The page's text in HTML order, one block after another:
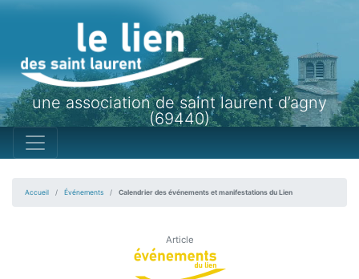
une association de saint laurent d’agny
(69440)
Accueil Événements Calendrier des événements et manifestations du Lien
Article